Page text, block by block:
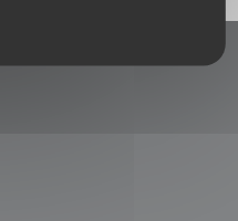
nytt fönster))